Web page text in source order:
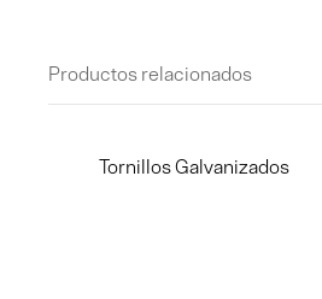
Productos relacionados
Tornillos Galvanizados